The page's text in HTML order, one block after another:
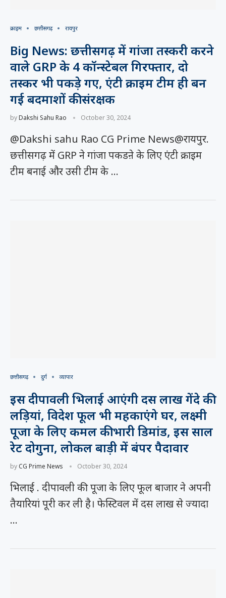
क्राइम छत्तीसगढ़ रायपुर
Big News: छत्तीसगढ़ में गांजा तस्करी करने
वाले GRP के 4 कॉन्स्टेबल गिरफ्तार, दो
तस्कर भी पकड़े गए, एंटी क्राइम टीम ही बन
गई बदमाशों की संरक्षक
byDakshi Sahu Rao October 30, 2024
@Dakshi sahu Rao CG Prime News@रायपुर.
छत्तीसगढ़ में GRP ने गांजा पकडऩे के लिए एंटी क्राइम
टीम बनाई और उसी टीम के …
छत्तीसगढ़ दुर्ग व्यापार
इस दीपावली भिलाई आएंगी दस लाख गेंदे की
लड़ियां, विदेश फूल भी महकाएंगे घर, लक्ष्मी
पूजा के लिए कमल की भारी डिमांड, इस साल
रेट दोगुना, लोकल बाड़ी में बंपर पैदावार
byCG Prime News October 30, 2024
भिलाई . दीपावली की पूजा के लिए फूल बाजार ने अपनी
तैयारियां पूरी कर ली है। फेस्टिवल में दस लाख से ज्यादा
…